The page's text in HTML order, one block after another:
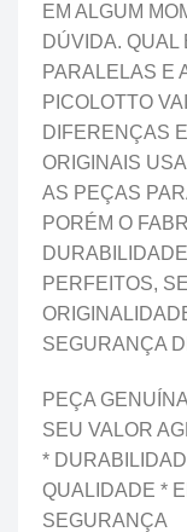
EM ALGUM
DÚVIDA.
PARALELAS E
PICOLOTTO
DIFERENÇAS
ORIGINAIS
AS PEÇAS
PORÉM O
PERFEITOS,
SEGURANÇA
PEÇA
SEU VALOR
*
QUALIDADE *
SEGURANÇA